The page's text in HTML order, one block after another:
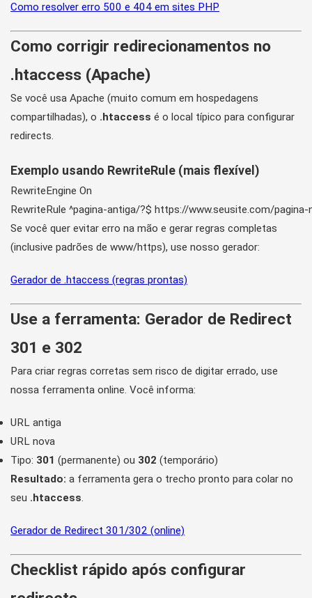
Como resolver erro 500 e 404 em sites PHP
Como corrigir redirecionamentos no
.htaccess (Apache)
Se você usa Apache (muito comum em hospedagens
compartilhadas), o .htaccess é o local típico para configurar
redirects.
Exemplo usando RewriteRule (mais flexível)
RewriteEngine On
RewriteRule ^pagina-antiga/?$ https://www.seusite.com/pagina-
Se você quer evitar erro na mão e gerar regras completas
(inclusive padrões de www/https), use nosso gerador:
Gerador de .htaccess (regras prontas)
Use a ferramenta: Gerador de Redirect
301 e 302
Para criar regras corretas sem risco de digitar errado, use
nossa ferramenta online. Você informa:
URL antiga
URL nova
Tipo: 301 (permanente) ou 302 (temporário)
Resultado: a ferramenta gera o trecho pronto para colar no
seu .htaccess.
Gerador de Redirect 301/302 (online)
Checklist rápido após configurar